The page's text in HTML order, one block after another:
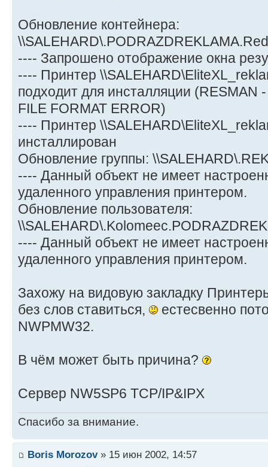
Обновление контейнера:
---- Запрошено отображение окна
---- Принтер
подходит для инсталляции (RESMAN
FILE FORMAT ERROR)
---- Принтер
инсталлирован
Обновление группы:
---- Данный объект не имеет
удаленного управления принтером.
Обновление пользователя:
---- Данный объект не имеет
удаленного управления принтером.
Захожу на видовую закладку
без слов ставиться,
естесвенно
NWPMW32.
В чём может быть причина?
Сервер NW5SP6 TCP/IP&IPX
Спасибо за внимание.
Boris Morozov» 15 июн 2002, 14:57